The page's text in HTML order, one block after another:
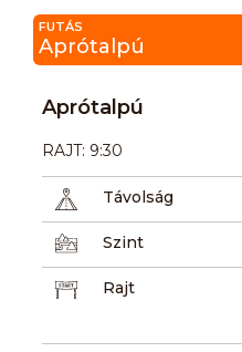
FUTÁS
Aprótalpú
Aprótalpú
RAJT: 9:30
Távolság
Szint
Rajt